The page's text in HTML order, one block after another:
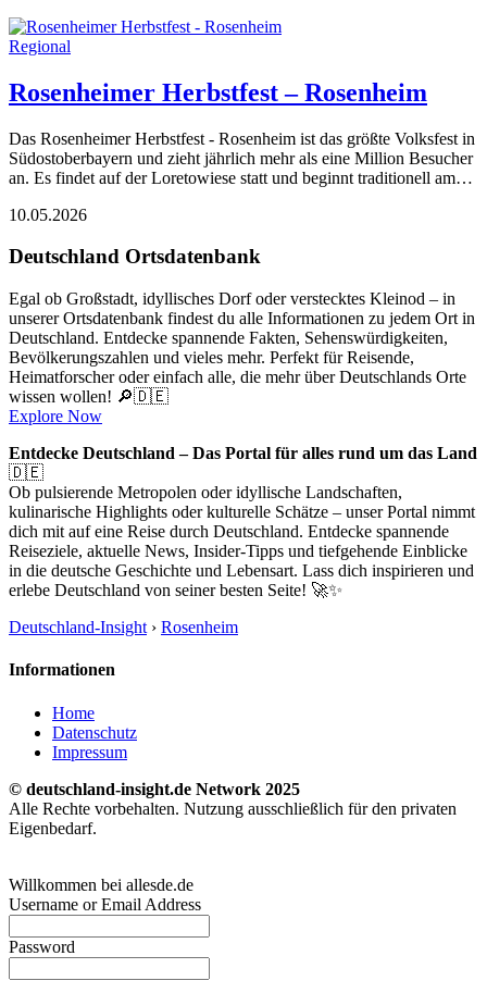
Regional
Rosenheimer Herbstfest – Rosenheim
Das Rosenheimer Herbstfest - Rosenheim ist das größte Volksfest in
Südostoberbayern und zieht jährlich mehr als eine Million Besucher
an. Es findet auf der Loretowiese statt und beginnt traditionell am…
10.05.2026
Deutschland Ortsdatenbank
Egal ob Großstadt, idyllisches Dorf oder verstecktes Kleinod – in
unserer Ortsdatenbank findest du alle Informationen zu jedem Ort in
Deutschland. Entdecke spannende Fakten, Sehenswürdigkeiten,
Bevölkerungszahlen und vieles mehr. Perfekt für Reisende,
Heimatforscher oder einfach alle, die mehr über Deutschlands Orte
wissen wollen! 🔎🇩🇪
Explore Now
Entdecke Deutschland – Das Portal für alles rund um das Land
🇩🇪
Ob pulsierende Metropolen oder idyllische Landschaften,
kulinarische Highlights oder kulturelle Schätze – unser Portal nimmt
dich mit auf eine Reise durch Deutschland. Entdecke spannende
Reiseziele, aktuelle News, Insider-Tipps und tiefgehende Einblicke
in die deutsche Geschichte und Lebensart. Lass dich inspirieren und
erlebe Deutschland von seiner besten Seite! 🚀✨
Deutschland-Insight › Rosenheim
Informationen
Home
Datenschutz
Impressum
© deutschland-insight.de Network 2025
Alle Rechte vorbehalten. Nutzung ausschließlich für den privaten
Eigenbedarf.
Willkommen bei allesde.de
Username or Email Address
Password